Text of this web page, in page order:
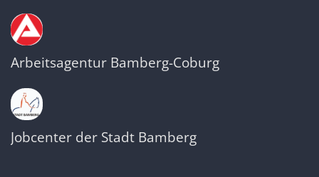
Arbeitsagentur Bamberg-Coburg
Jobcenter der Stadt Bamberg